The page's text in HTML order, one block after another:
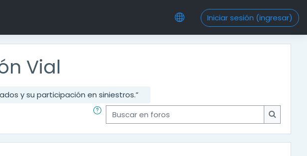
Iniciar sesión (ingresar)
Vial
y su participación en siniestros.”
Buscar en foros
Buscar